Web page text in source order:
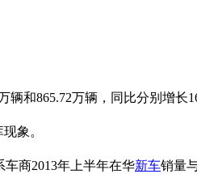
和865.72万辆，同比分别增长
象。
商2013年上半年在华新车销量